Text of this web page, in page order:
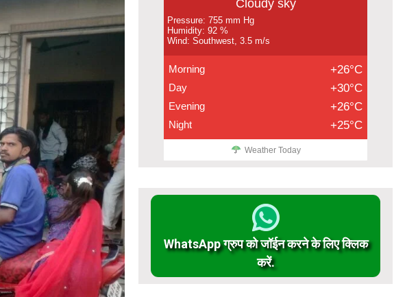
Cloudy sky
Pressure: 755 mm Hg
Humidity: 92 %
Wind: Southwest, 3.5 m/s
Morning +26°C
Day +30°C
Evening +26°C
Night +25°C
Weather Today
WhatsApp ग्रुप को जॉईन करने के लिए क्लिक
करें.